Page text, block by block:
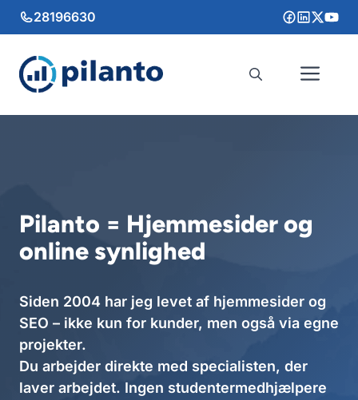
Hop
til
indhold
28196630
Pilanto = Hjemmesider og
online synlighed
Siden 2004 har jeg levet af hjemmesider og
SEO – ikke kun for kunder, men også via egne
projekter.
Du arbejder direkte med specialisten, der
laver arbejdet. Ingen studentermedhjælpere